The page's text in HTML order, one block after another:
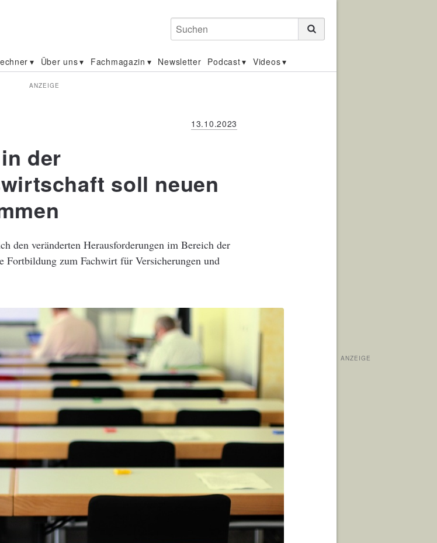
Suchen
Über uns Fachmagazin Newsletter Podcast Videos
ANZEIGE
13.10.2023
der
soll neuen
den veränderten Herausforderungen im Bereich der
Fortbildung zum Fachwirt für Versicherungen und
ANZEIGE